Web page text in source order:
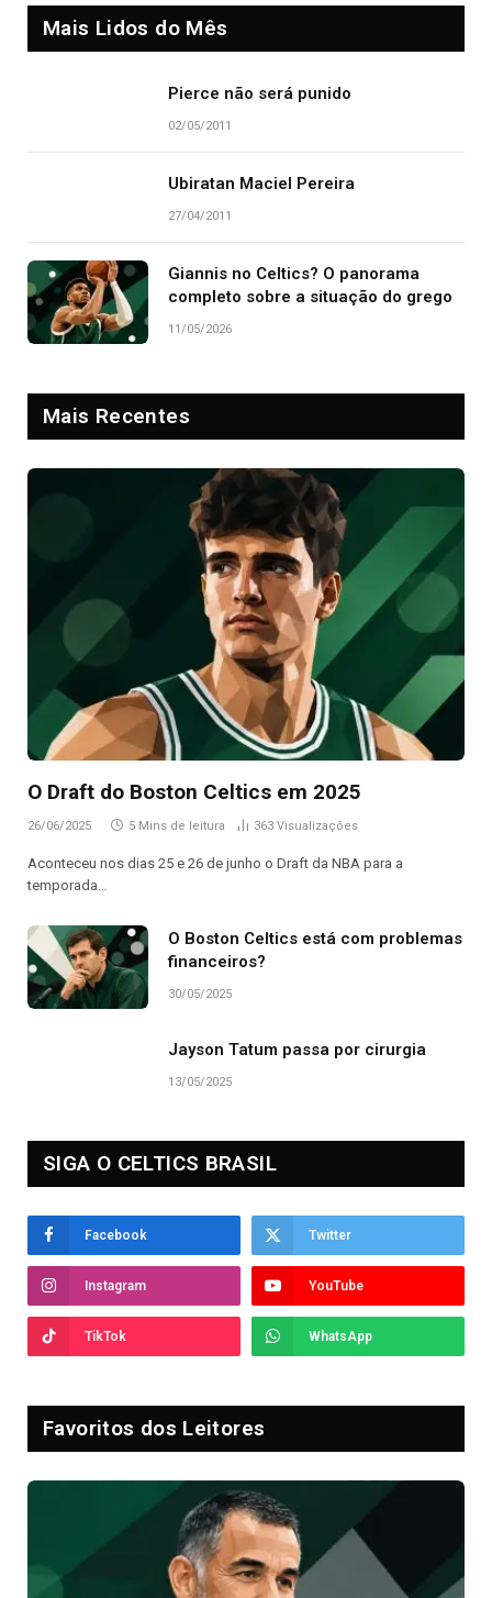
Mais Lidos do Mês
Pierce não será punido
02/05/2011
Ubiratan Maciel Pereira
27/04/2011
Giannis no Celtics? O panorama
completo sobre a situação do grego
11/05/2026
Mais Recentes
O Draft do Boston Celtics em 2025
26/06/2025 5 Mins de leitura 363 Visualizações
Aconteceu nos dias 25 e 26 de junho o Draft da NBA para a
temporada…
O Boston Celtics está com problemas
financeiros?
30/05/2025
Jayson Tatum passa por cirurgia
13/05/2025
SIGA O CELTICS BRASIL
Facebook Twitter
Instagram YouTube
TikTok WhatsApp
Favoritos dos Leitores